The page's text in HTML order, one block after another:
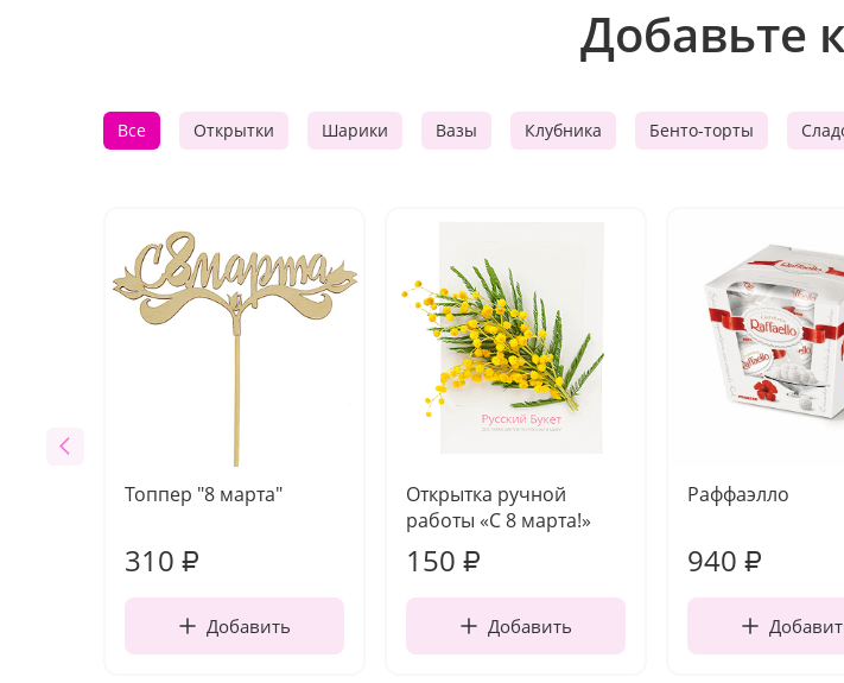
Добавьте
Все Открытки Шарики Вазы Клубника Бенто-торты
Топпер "8 марта"
310 ₽
Добавить
Открытка ручной
работы «С 8 марта!»
150 ₽
Добавить
Раффаэлло
940 ₽